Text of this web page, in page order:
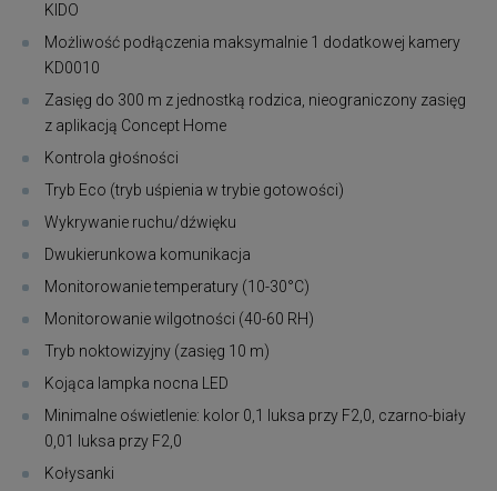
KIDO
Możliwość podłączenia maksymalnie 1 dodatkowej kamery
KD0010
Zasięg do 300 m z jednostką rodzica, nieograniczony zasięg
z aplikacją Concept Home
Kontrola głośności
Tryb Eco (tryb uśpienia w trybie gotowości)
Wykrywanie ruchu/dźwięku
Dwukierunkowa komunikacja
Monitorowanie temperatury (10-30°C)
Monitorowanie wilgotności (40-60 RH)
Tryb noktowizyjny (zasięg 10 m)
Kojąca lampka nocna LED
Minimalne oświetlenie: kolor 0,1 luksa przy F2,0, czarno-biały
0,01 luksa przy F2,0
Kołysanki